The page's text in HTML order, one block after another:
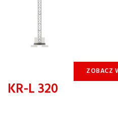
ZOBACZ
KR-L 320